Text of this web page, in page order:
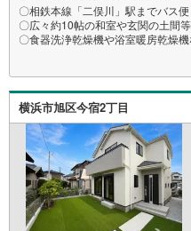
〇相鉄本線「二俣川」駅までバス
〇広々約10帖の和室や玄関の土間
〇食器洗浄乾燥機や浴室暖房乾燥
「Yahoo！ 不動産 物件ご成約キャ
「資料をもらう」「見学予約をす
※必ずYahoo！ JAPAN IDでログイン
※PayPayボーナスライトは出金と
ら60日です。
ーーーーーーーーーーーーーーー
紹介金融機関/都市銀行
利率/年利 0.95％（変動金利）
※上記金利は 2026年8月時点 のも
のものとなります。金利情勢によ
す。
横浜市旭区今宿2丁目